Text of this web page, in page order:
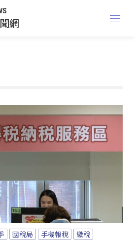
網
國稅局 手機報稅
繳稅